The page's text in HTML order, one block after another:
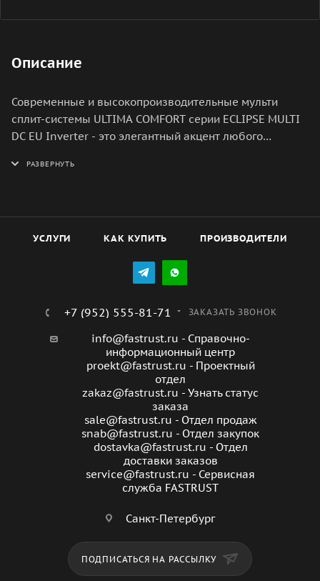
Описание
Современные и высокопроизводительные мульти
сплит-системы ULTIMA COMFORT серии ECLIPSE MULTI
DC EU Inverter - это элегантный акцент любого
комфортного климата. Плавность линий и серебристые
УСЛУГИ КАК КУПИТЬ ПРОИЗВОДИТЕЛИ
+7 (952) 555-81-71 ЗАКАЗАТЬ ЗВОНОК
info@fastrust.ru - Справочно-
информационный центр
proekt@fastrust.ru - Проектный
отдел
zakaz@fastrust.ru - Узнать статус
заказа
sale@fastrust.ru - Отдел продаж
snab@fastrust.ru - Отдел закупок
dostavka@fastrust.ru - Отдел
доставки заказов
service@fastrust.ru - Сервисная
служба FASTRUST
Санкт-Петербург
ПОДПИСАТЬСЯ НА РАССЫЛКУ